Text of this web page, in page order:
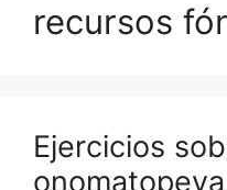
recursos
Ejercicios